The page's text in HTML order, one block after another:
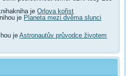
jeOrlova kořist
je Planeta mezi dvěma slunci
jeAstronautův průvodce životem